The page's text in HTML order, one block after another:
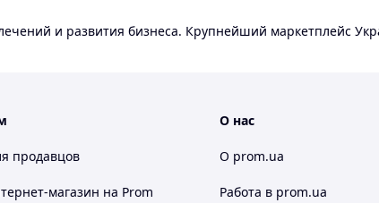
и развития бизнеса. Крупнейший маркетплейс
продавцов
магазин на Prom
О нас
О prom.ua
Работа в prom.ua